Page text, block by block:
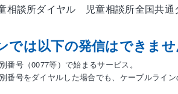
相談所ダイヤル 児童相談所全国共通
では以下の発信はできませ
番号（0077等）で始まるサービス。
番号をダイヤルした場合でも、ケーブルライ